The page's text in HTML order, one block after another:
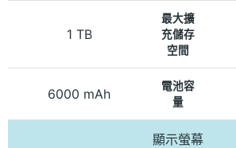
1 TB
最大擴
充儲存
空間
6000 mAh
電池容
量
顯示螢幕